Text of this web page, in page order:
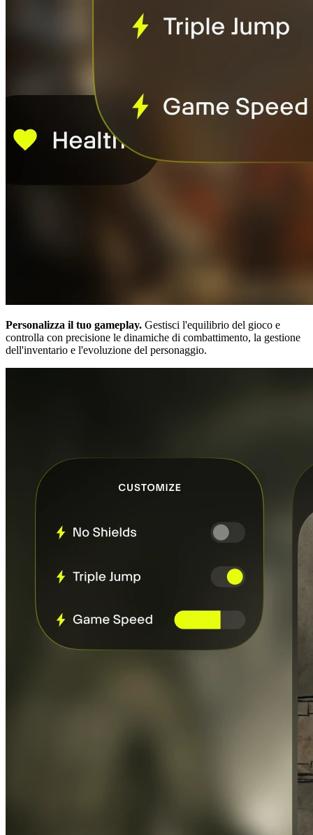
Personalizza il tuo gameplay. Gestisci l'equilibrio del gioco e
controlla con precisione le dinamiche di combattimento, la gestione
dell'inventario e l'evoluzione del personaggio.